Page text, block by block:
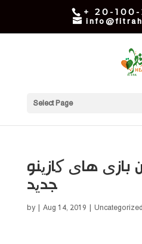
+ 20-100-
Select Page
بازی های کازینو
جدید
by Aug 14, 2019 | Uncategorized